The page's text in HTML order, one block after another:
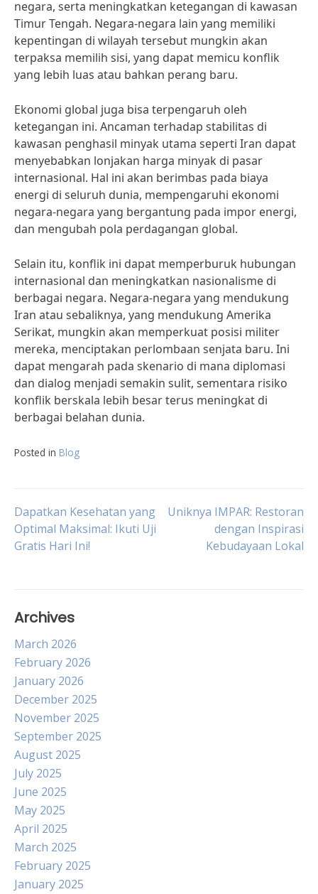
negara, serta meningkatkan ketegangan di kawasan
Timur Tengah. Negara-negara lain yang memiliki
kepentingan di wilayah tersebut mungkin akan
terpaksa memilih sisi, yang dapat memicu konflik
yang lebih luas atau bahkan perang baru.
Ekonomi global juga bisa terpengaruh oleh
ketegangan ini. Ancaman terhadap stabilitas di
kawasan penghasil minyak utama seperti Iran dapat
menyebabkan lonjakan harga minyak di pasar
internasional. Hal ini akan berimbas pada biaya
energi di seluruh dunia, mempengaruhi ekonomi
negara-negara yang bergantung pada impor energi,
dan mengubah pola perdagangan global.
Selain itu, konflik ini dapat memperburuk hubungan
internasional dan meningkatkan nasionalisme di
berbagai negara. Negara-negara yang mendukung
Iran atau sebaliknya, yang mendukung Amerika
Serikat, mungkin akan memperkuat posisi militer
mereka, menciptakan perlombaan senjata baru. Ini
dapat mengarah pada skenario di mana diplomasi
dan dialog menjadi semakin sulit, sementara risiko
konflik berskala lebih besar terus meningkat di
berbagai belahan dunia.
Posted in Blog
Post
navigation
Dapatkan Kesehatan yang
Optimal Maksimal: Ikuti Uji
Gratis Hari Ini!
Uniknya IMPAR: Restoran
dengan Inspirasi
Kebudayaan Lokal
Archives
March 2026
February 2026
January 2026
December 2025
November 2025
September 2025
August 2025
July 2025
June 2025
May 2025
April 2025
March 2025
February 2025
January 2025